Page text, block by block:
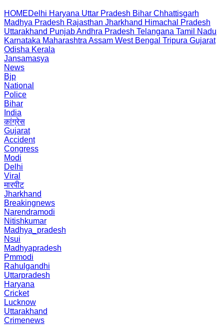
HOMEDelhi Haryana Uttar Pradesh Bihar Chhattisgarh
Madhya Pradesh Rajasthan Jharkhand Himachal Pradesh
Uttarakhand PunjabAndhra Pradesh Telangana Tamil Nadu
Karnataka Maharashtra Assam West Bengal Tripura Gujarat
Odisha Kerala
Jansamasya
News
Bjp
National
Police
Bihar
India
कांग्रेस
Gujarat
Accident
Congress
Modi
Delhi
Viral
मारपीट
Jharkhand
Breakingnews
Narendramodi
Nitishkumar
Madhya_pradesh
Nsui
Madhyapradesh
Pmmodi
Rahulgandhi
Uttarpradesh
Haryana
Cricket
Lucknow
Uttarakhand
Crimenews